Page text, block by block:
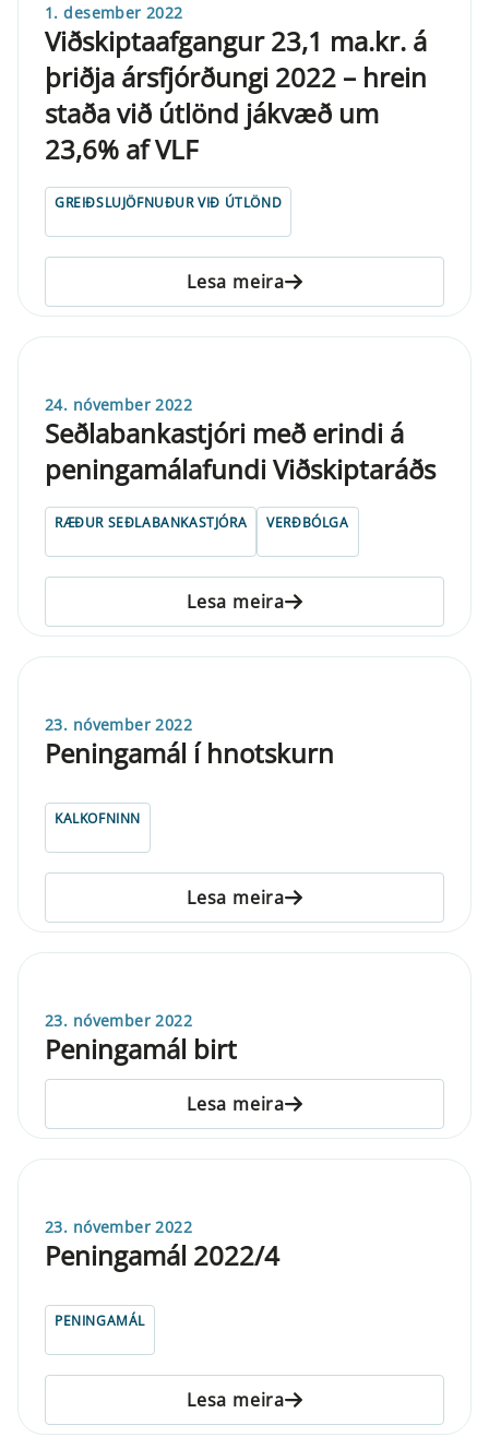
1. desember 2022
Viðskiptaafgangur 23,1 ma.kr. á
þriðja ársfjórðungi 2022 – hrein
staða við útlönd jákvæð um
23,6% af VLF
GREIÐSLUJÖFNUÐUR VIÐ ÚTLÖND
Lesa meira
24. nóvember 2022
Seðlabankastjóri með erindi á
peningamálafundi Viðskiptaráðs
RÆÐUR SEÐLABANKASTJÓRA VERÐBÓLGA
Lesa meira
23. nóvember 2022
Peningamál í hnotskurn
KALKOFNINN
Lesa meira
23. nóvember 2022
Peningamál birt
Lesa meira
23. nóvember 2022
Peningamál 2022/4
PENINGAMÁL
Lesa meira